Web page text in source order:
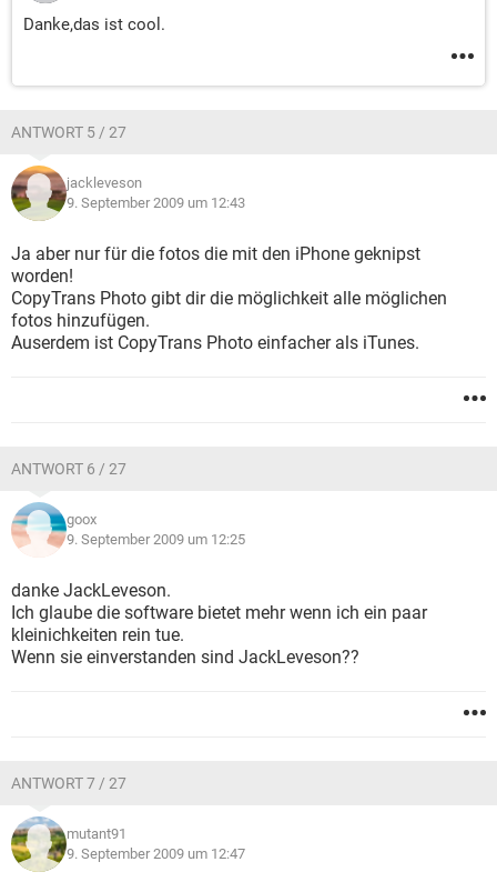
Danke,das ist cool.
ANTWORT 5 / 27
jackleveson
9. September 2009 um 12:43
Ja aber nur für die fotos die mit den iPhone geknipst
worden!
CopyTrans Photo gibt dir die möglichkeit alle möglichen
fotos hinzufügen.
Auserdem ist CopyTrans Photo einfacher als iTunes.
ANTWORT 6 / 27
goox
9. September 2009 um 12:25
danke JackLeveson.
Ich glaube die software bietet mehr wenn ich ein paar
kleinichkeiten rein tue.
Wenn sie einverstanden sind JackLeveson??
ANTWORT 7 / 27
mutant91
9. September 2009 um 12:47